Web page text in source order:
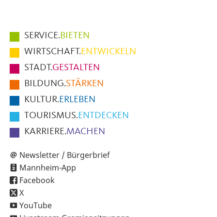
Hauptmenüpunkte
im
Fußbereich
der
Seite
SERVICE.BIETEN
WIRTSCHAFT.ENTWICKELN
STADT.GESTALTEN
BILDUNG.STÄRKEN
KULTUR.ERLEBEN
TOURISMUS.ENTDECKEN
KARRIERE.MACHEN
Newsletter / Bürgerbrief
Mannheim-App
Facebook
X
YouTube